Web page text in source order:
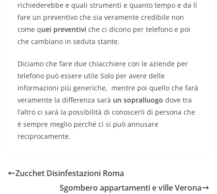
richiederebbe e quali strumenti e quanto tempo e da lì
fare un preventivo che sia veramente credibile non
come quei preventivi che ci dicono per telefono e poi
che cambiano in seduta stante.
Diciamo che fare due chiacchiere con le aziende per
telefono può essere utile Solo per avere delle
informazioni più generiche, mentre poi quello che farà
veramente la differenza sarà un sopralluogo dove tra
l’altro ci sarà la possibilità di conoscerli di persona che
è sempre meglio perché ci si può annusare
reciprocamente.
Zucchet Disinfestazioni Roma
Sgombero appartamenti e ville Verona